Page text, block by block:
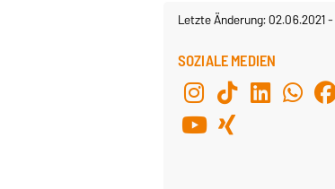
Letzte Änderung: 02.06.2021-
SOZIALE MEDIEN